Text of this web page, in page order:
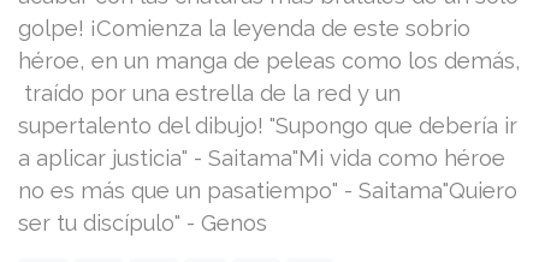
golpe! ¡Comienza la leyenda de este sobrio
héroe, en un manga de peleas como los demás,
traído por una estrella de la red y un
supertalento del dibujo! "Supongo que debería ir
a aplicar justicia" - Saitama"Mi vida como héroe
no es más que un pasatiempo" - Saitama"Quiero
ser tu discípulo" - Genos